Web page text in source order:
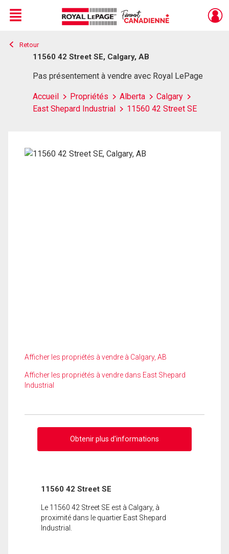
Live
En Direct
Menu
Retour
11560 42 Street SE, Calgary, AB
Pas présentement à vendre avec Royal LePage
Accueil Propriétés Alberta
Calgary
East Shepard Industrial
11560 42 Street SE
Afficher les propriétés à vendre à Calgary, AB
Afficher les propriétés à vendre dans East Shepard
Industrial
Obtenir plus d'informations
11560 42 Street SE
Le 11560 42 Street SE est à Calgary, à
proximité dans le quartier East Shepard
Industrial.